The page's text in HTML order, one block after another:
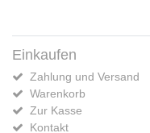
Einkaufen
Zahlung und Versand
Warenkorb
Zur Kasse
Kontakt